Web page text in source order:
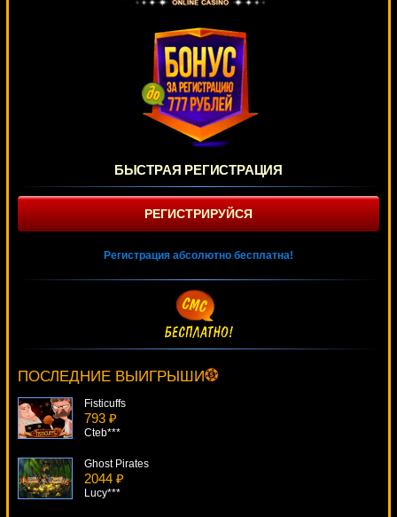
БЫСТРАЯ РЕГИСТРАЦИЯ
РЕГИСТРИРУЙСЯ
Регистрация абсолютно бесплатна!
ПОСЛЕДНИЕ ВЫИГРЫШИ
Lucy***
Fisticuffs
793 ₽
Cteb***
Ghost Pirates
2044 ₽
Lucy***